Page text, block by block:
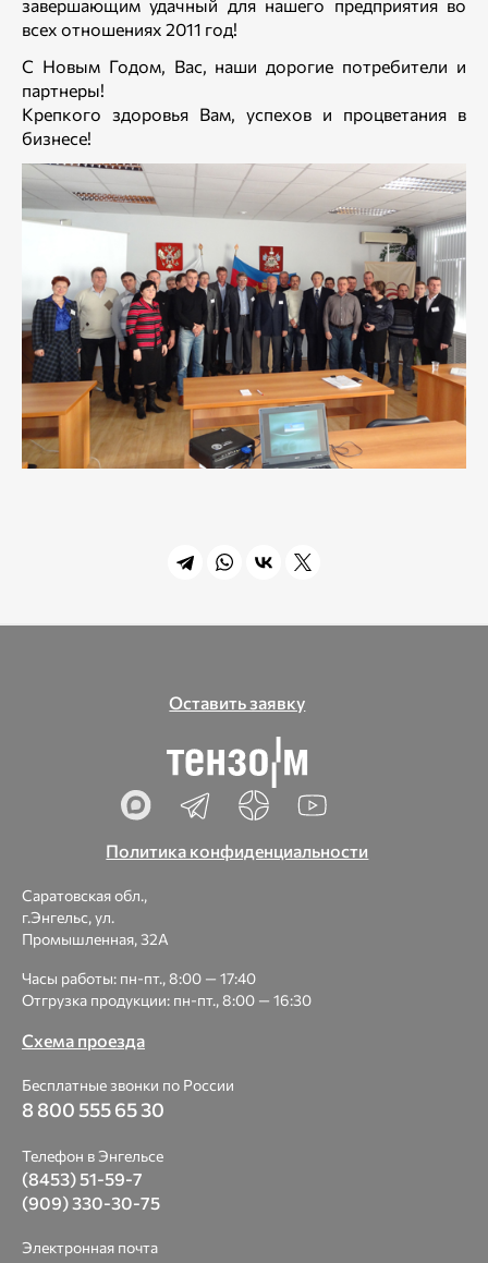
завершающим удачный для нашего предприятия во
всех отношениях 2011 год!
С Новым Годом, Вас, наши дорогие потребители и
партнеры!
Крепкого здоровья Вам, успехов и процветания в
бизнесе!
Оставить заявку
Политика конфиденциальности
Саратовская обл.,
г.Энгельс, ул.
Промышленная, 32А
Часы работы: пн-пт., 8:00 — 17:40
Отгрузка продукции: пн-пт., 8:00 — 16:30
Схема проезда
Бесплатные звонки по России
8 800 555 65 30
Телефон в Энгельсе
(8453) 51-59-7
(909) 330-30-75
Электронная почта